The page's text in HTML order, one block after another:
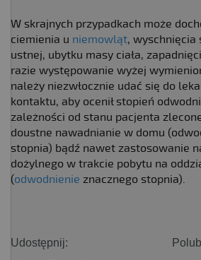
W skrajnych przypadkach może
ciemienia u niemowląt, wyschnięcia
ustnej, ubytku masy ciała,
razie występowanie wyżej
należy niezwłocznie udać się do
kontaktu, aby ocenił stopień
zależności od stanu pacjenta
doustne nawadnianie w domu
stopnia) bądź nawet zastosowanie
dożylnego w trakcie pobytu na
(odwodnienie znacznego stopnia).
Udostępnij: